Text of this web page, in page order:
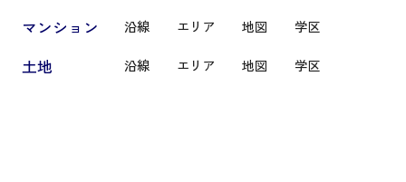
マンション 沿線 エリア 地図 学区
土地 沿線 エリア 地図 学区